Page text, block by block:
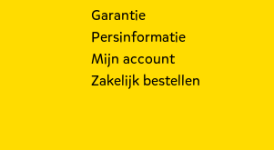
Garantie
Persinformatie
Mijn account
Zakelijk bestellen